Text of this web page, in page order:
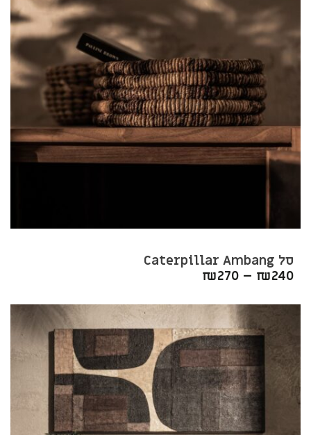
סל Caterpillar Ambang
₪240
–
₪270